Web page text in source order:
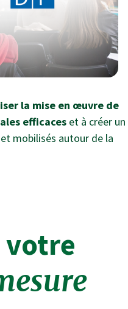
la mise en œuvre de
efficaces et à créer un
mobilisés autour de la
votre